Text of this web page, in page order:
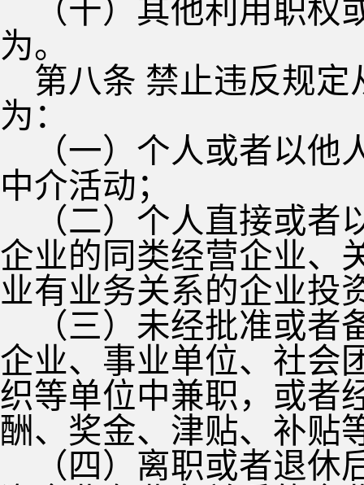
（十）其他利用职
为。
第八条 禁止违反规
为：
（一）个人或者以
中介活动；
（二）个人直接或
企业的同类经营企业、
业有业务关系的企业投
（三）未经批准或
企业、事业单位、社会
织等单位中兼职，或者
酬、奖金、津贴、补贴
（四）离职或者退